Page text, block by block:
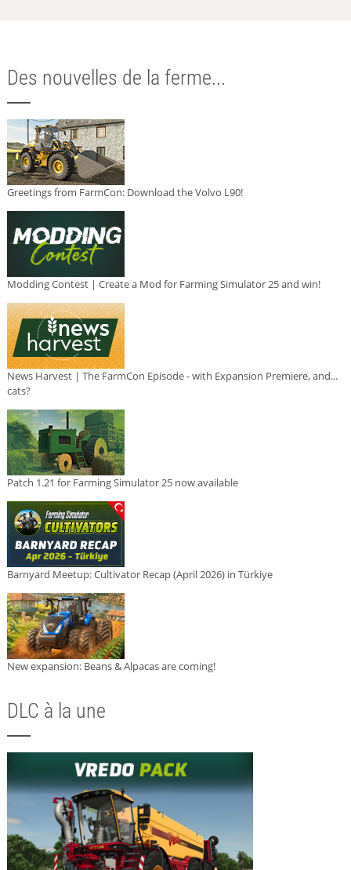
Des nouvelles de la ferme...
Greetings from FarmCon: Download the Volvo L90!
Modding Contest | Create a Mod for Farming Simulator 25 and win!
News Harvest | The FarmCon Episode - with Expansion Premiere, and...
cats?
Patch 1.21 for Farming Simulator 25 now available
Barnyard Meetup: Cultivator Recap (April 2026) in Türkiye
New expansion: Beans & Alpacas are coming!
DLC à la une